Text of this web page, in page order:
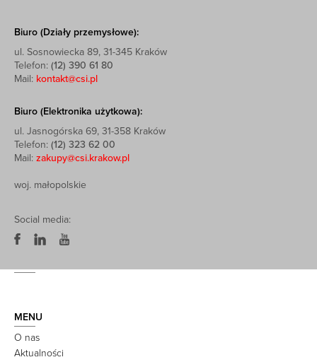
Biuro (Działy przemysłowe):
ul. Sosnowiecka 89, 31-345 Kraków
Telefon: (12) 390 61 80
Mail: kontakt@csi.pl
Biuro (Elektronika użytkowa):
ul. Jasnogórska 69, 31-358 Kraków
Telefon: (12) 323 62 00
Mail: zakupy@csi.krakow.pl
woj. małopolskie
Social media:
MENU
O nas
Aktualności